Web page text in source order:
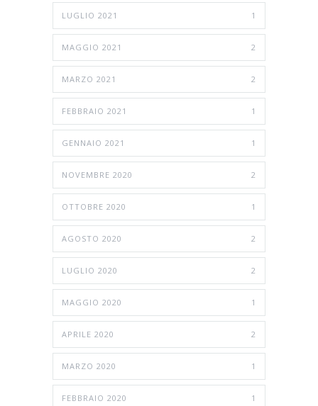
LUGLIO 2021 1
MAGGIO 2021 2
MARZO 2021 2
FEBBRAIO 2021 1
GENNAIO 2021 1
NOVEMBRE 2020 2
OTTOBRE 2020 1
AGOSTO 2020 2
LUGLIO 2020 2
MAGGIO 2020 1
APRILE 2020 2
MARZO 2020 1
FEBBRAIO 2020 1